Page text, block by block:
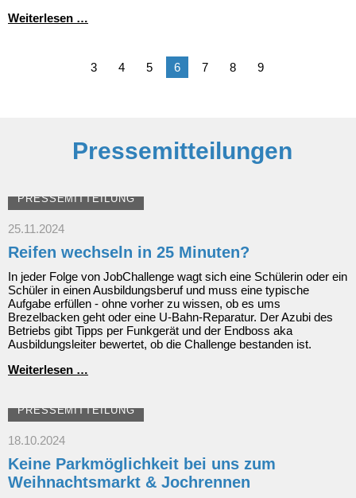
Weiterlesen …
fahren?
3 4 5 6 7 8 9
Pressemitteilungen
PRESSEMITTEILUNG
25.11.2024
Reifen wechseln in 25 Minuten?
In jeder Folge von JobChallenge wagt sich eine Schülerin oder ein
Schüler in einen Ausbildungsberuf und muss eine typische
Aufgabe erfüllen - ohne vorher zu wissen, ob es ums
Brezelbacken geht oder eine U-Bahn-Reparatur. Der Azubi des
Betriebs gibt Tipps per Funkgerät und der Endboss aka
Ausbildungsleiter bewertet, ob die Challenge bestanden ist.
Weiterlesen …
25
Minuten?
PRESSEMITTEILUNG
18.10.2024
Keine Parkmöglichkeit bei uns zum
Weihnachtsmarkt & Jochrennen